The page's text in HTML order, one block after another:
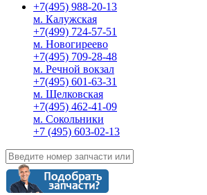
+7(495) 988-20-13
м. Калужская
+7(499) 724-57-51
м. Новогиреево
+7(495) 709-28-48
м. Речной вокзал
+7(495) 601-63-31
м. Щелковская
+7(495) 462-41-09
м. Сокольники
+7 (495) 603-02-13